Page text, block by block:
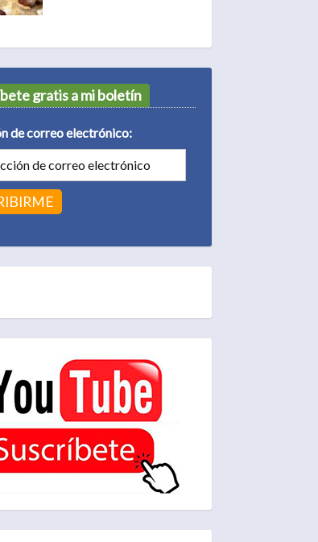
gratis a mi boletín
de correo electrónico: